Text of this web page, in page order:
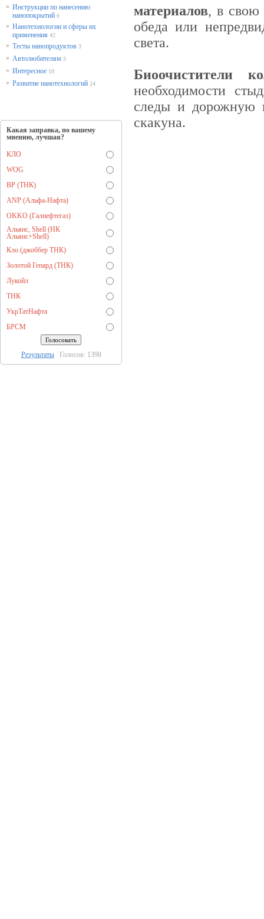
* Инструкции по нанесению
нанопокрытий 6
* Нанотехнологии и сферы их
применения 42
* Тесты нанопродуктов 3
* Автолюбителям 3
* Интересное 10
* Развитие нанотехнологий 24
Какая заправка, по вашему
мнению, лучшая?
КЛО
WOG
BP (ТНК)
ANP (Альфа-Нафта)
OKKO (Галнефтегаз)
Альянс, Shell (НК
Альянс+Shell)
Кло (джоббер ТНК)
Золотой Гепард (ТНК)
Лукойл
ТНК
УкрТатНафта
БРСМ
РезультатыГолосов: 1398
материалов, в свою
обеда или
света.
Биоочистители
необходимости
следы и дорожную
скакуна.